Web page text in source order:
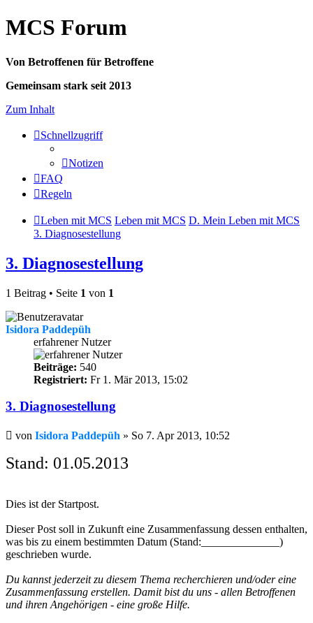
MCS Forum
Von Betroffenen für Betroffene
Gemeinsam stark seit 2013
Zum Inhalt
Schnellzugriff
Notizen
FAQ
Regeln
Leben mit MCS Leben mit MCS D. Mein Leben mit MCS
3. Diagnosestellung
3. Diagnosestellung
1 Beitrag • Seite 1 von 1
Isidora Paddepüh
erfahrener Nutzer
Beiträge: 540
Registriert: Fr 1. Mär 2013, 15:02
3. Diagnosestellung
Beitrag
von Isidora Paddepüh » So 7. Apr 2013, 10:52
Stand: 01.05.2013
Dies ist der Startpost.
Dieser Post soll in Zukunft eine Zusammenfassung dessen enthalten,
was bis zu einem bestimmten Datum (Stand:______________)
geschrieben wurde.
Du kannst jederzeit zu diesem Thema recherchieren und/oder eine
Zusammenfassung erstellen. Damit bist du uns - allen Betroffenen
und ihren Angehörigen - eine große Hilfe.